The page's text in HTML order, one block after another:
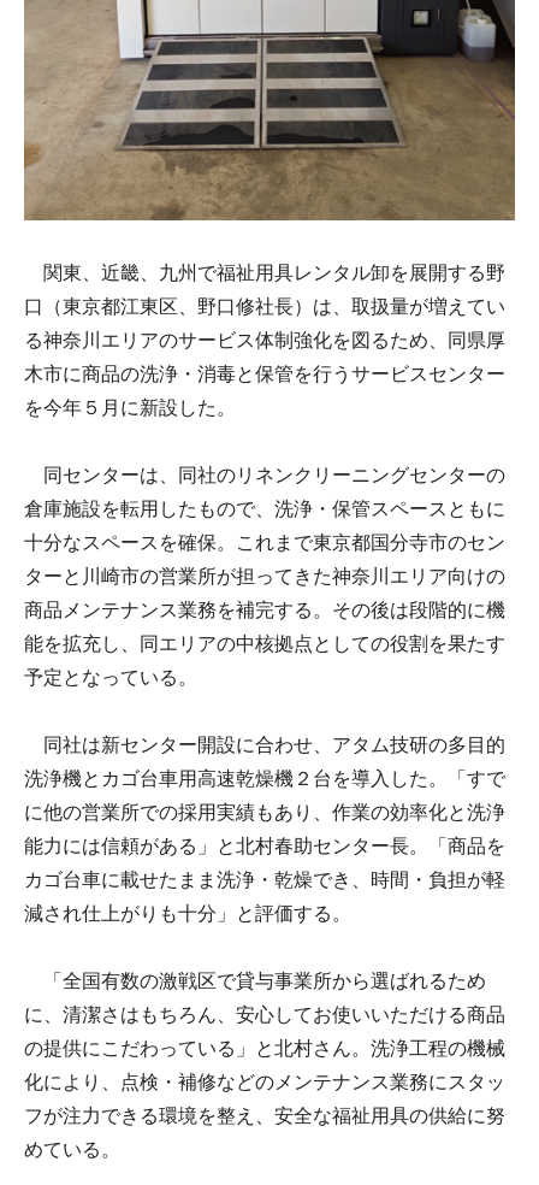
関東、近畿、九州で福祉用具レンタル卸を展開する野
口（東京都江東区、野口修社長）は、取扱量が増えてい
る神奈川エリアのサービス体制強化を図るため、同県厚
木市に商品の洗浄・消毒と保管を行うサービスセンター
を今年５月に新設した。
同センターは、同社のリネンクリーニングセンターの
倉庫施設を転用したもので、洗浄・保管スペースともに
十分なスペースを確保。これまで東京都国分寺市のセン
ターと川崎市の営業所が担ってきた神奈川エリア向けの
商品メンテナンス業務を補完する。その後は段階的に機
能を拡充し、同エリアの中核拠点としての役割を果たす
予定となっている。
同社は新センター開設に合わせ、アタム技研の多目的
洗浄機とカゴ台車用高速乾燥機２台を導入した。「すで
に他の営業所での採用実績もあり、作業の効率化と洗浄
能力には信頼がある」と北村春助センター長。「商品を
カゴ台車に載せたまま洗浄・乾燥でき、時間・負担が軽
減され仕上がりも十分」と評価する。
「全国有数の激戦区で貸与事業所から選ばれるため
に、清潔さはもちろん、安心してお使いいただける商品
の提供にこだわっている」と北村さん。洗浄工程の機械
化により、点検・補修などのメンテナンス業務にスタッ
フが注力できる環境を整え、安全な福祉用具の供給に努
めている。